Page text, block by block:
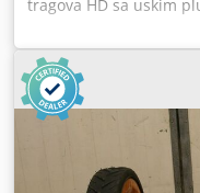
tragova HD sa uskim
vožnju / ojačavajući
Super“, kardansko
podešavanje radne
PW 3000-600 / Nosači
Aorxurmsktsf